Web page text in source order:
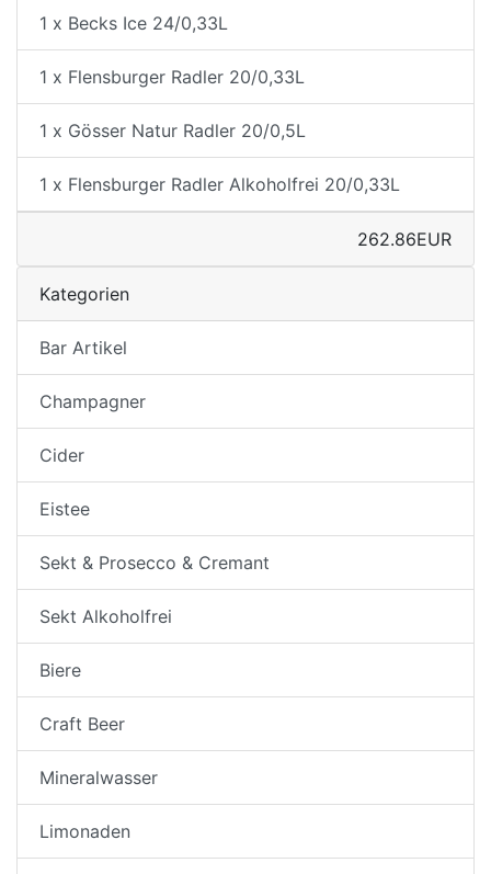
1 x Becks Ice 24/0,33L
1 x Flensburger Radler 20/0,33L
1 x Gösser Natur Radler 20/0,5L
1 x Flensburger Radler Alkoholfrei 20/0,33L
262.86EUR
Kategorien
Bar Artikel
Champagner
Cider
Eistee
Sekt & Prosecco & Cremant
Sekt Alkoholfrei
Biere
Craft Beer
Mineralwasser
Limonaden